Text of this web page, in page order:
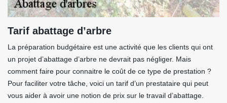
Tarif abattage d’arbre
La préparation budgétaire est une activité que les clients qui ont
un projet d’abattage d’arbre ne devrait pas négliger. Mais
comment faire pour connaitre le coût de ce type de prestation ?
Pour faciliter votre tâche, voici un tarif d’un prestataire qui peut
vous aider à avoir une notion de prix sur le travail d’abattage.